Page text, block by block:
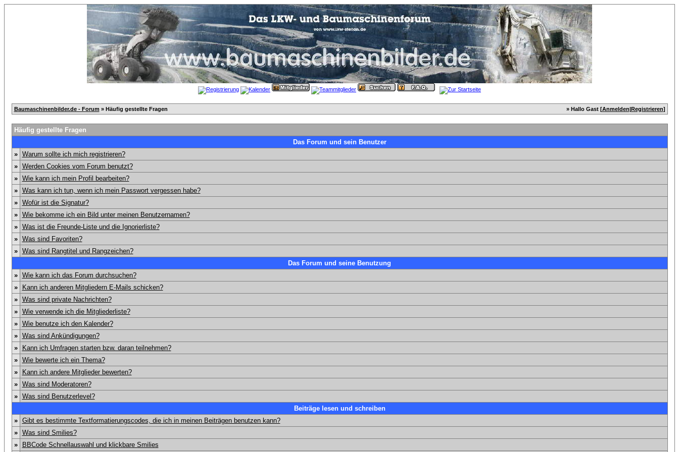
Baumaschinenbilder.de - Forum » Häufig gestellte Fragen » Hallo Gast [Anmelden|Registrieren]
Häufig gestellte Fragen
Das Forum und sein Benutzer
»
Warum sollte ich mich registrieren?
»
Werden Cookies vom Forum benutzt?
»
Wie kann ich mein Profil bearbeiten?
»
Was kann ich tun, wenn ich mein Passwort vergessen habe?
»
Wofür ist die Signatur?
»
Wie bekomme ich ein Bild unter meinen Benutzernamen?
»
Was ist die Freunde-Liste und die Ignorierliste?
»
Was sind Favoriten?
»
Was sind Rangtitel und Rangzeichen?
Das Forum und seine Benutzung
»
Wie kann ich das Forum durchsuchen?
»
Kann ich anderen Mitgliedern E-Mails schicken?
»
Was sind private Nachrichten?
»
Wie verwende ich die Mitgliederliste?
»
Wie benutze ich den Kalender?
»
Was sind Ankündigungen?
»
Kann ich Umfragen starten bzw. daran teilnehmen?
»
Wie bewerte ich ein Thema?
»
Kann ich andere Mitglieder bewerten?
»
Was sind Moderatoren?
»
Was sind Benutzerlevel?
Beiträge lesen und schreiben
»
Gibt es bestimmte Textformatierungscodes, die ich in meinen Beiträgen benutzen kann?
»
Was sind Smilies?
»
BBCode Schnellauswahl und klickbare Smilies